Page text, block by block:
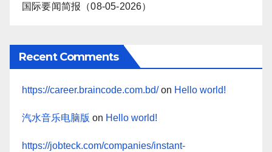
国际要闻简报（08-05-2026）
Recent Comments
https://career.braincode.com.bd/on Hello world!
汽水音乐电脑版 on Hello world!
https://jobteck.com/companies/instant-